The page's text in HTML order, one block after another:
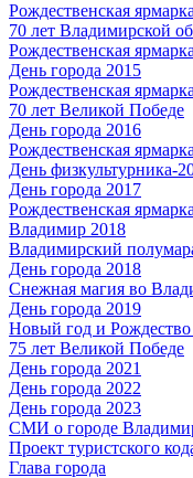
Рождественская
70 лет Владимирской
Рождественская
День города 2015
Рождественская
70 лет Великой Победе
День города 2016
Рождественская
День физкультурника-
День города 2017
Рождественская
Владимир 2018
Владимирский
День города 2018
Снежная магия во
День города 2019
Новый год и Рождество
75 лет Великой Победе
День города 2021
День города 2022
День города 2023
СМИ о городе
Проект туристского
Глава города